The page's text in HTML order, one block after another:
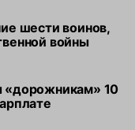
шести воинов,
войны
«дорожникам» 10